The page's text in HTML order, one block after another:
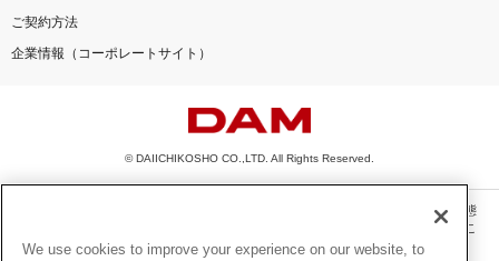
ご契約方法
企業情報（コーポレートサイト）
© DAIICHIKOSHO CO.,LTD. All Rights Reserved.
このサイトに掲載されている一切の文章・画像・写真・動画・音声等を、手段や形態
を問わず、著作権法の定める範囲を超えて無断で複製、転載、ファイル化などするこ
とを禁じます。
We use cookies to improve your experience on our website, to